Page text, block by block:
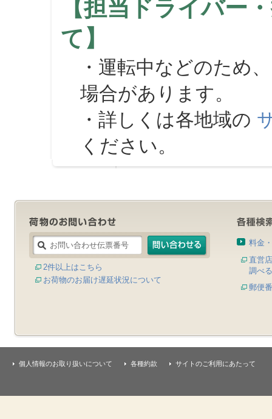
【担当ドライバー
て】
・運転中などのため
場合があります。
・詳しくは各地域の
ください。
2件以上はこちら
お荷物のお届け遅延状況について
料金
直営
調べる
郵便
個人情報のお取り扱いについて 各種約款 サイトのご利用にあたって